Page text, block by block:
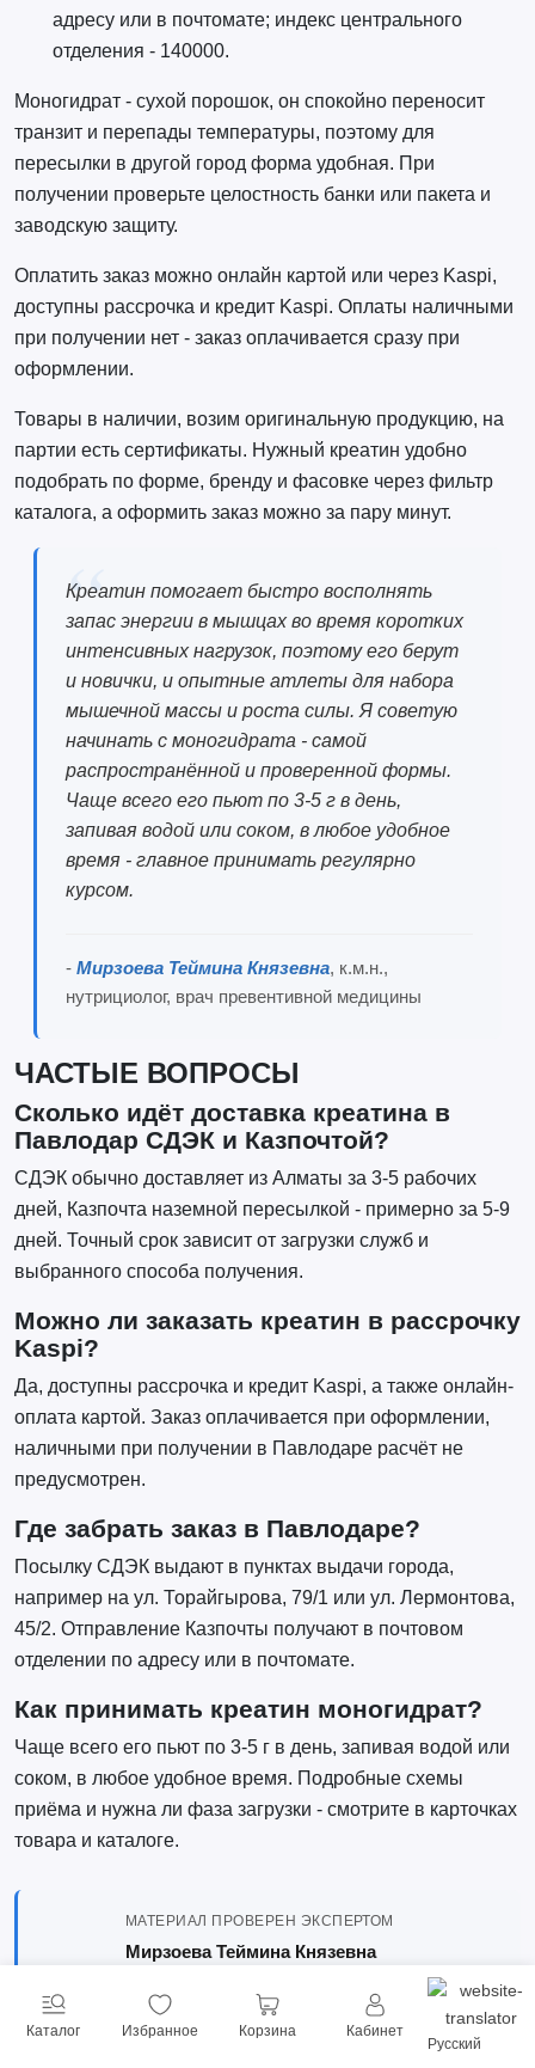
адресу или в почтомате; индекс центрального
отделения - 140000.
Моногидрат - сухой порошок, он спокойно переносит
транзит и перепады температуры, поэтому для
пересылки в другой город форма удобная. При
получении проверьте целостность банки или пакета и
заводскую защиту.
Оплатить заказ можно онлайн картой или через Kaspi,
доступны рассрочка и кредит Kaspi. Оплаты наличными
при получении нет - заказ оплачивается сразу при
оформлении.
Товары в наличии, возим оригинальную продукцию, на
партии есть сертификаты. Нужный креатин удобно
подобрать по форме, бренду и фасовке через фильтр
каталога, а оформить заказ можно за пару минут.
Креатин помогает быстро восполнять
запас энергии в мышцах во время коротких
интенсивных нагрузок, поэтому его берут
и новички, и опытные атлеты для набора
мышечной массы и роста силы. Я советую
начинать с моногидрата - самой
распространённой и проверенной формы.
Чаще всего его пьют по 3-5 г в день,
запивая водой или соком, в любое удобное
время - главное принимать регулярно
курсом.
- Мирзоева Теймина Князевна, к.м.н.,
нутрициолог, врач превентивной медицины
ЧАСТЫЕ ВОПРОСЫ
Сколько идёт доставка креатина в
Павлодар СДЭК и Казпочтой?
СДЭК обычно доставляет из Алматы за 3-5 рабочих
дней, Казпочта наземной пересылкой - примерно за 5-9
дней. Точный срок зависит от загрузки служб и
выбранного способа получения.
Можно ли заказать креатин в рассрочку
Kaspi?
Да, доступны рассрочка и кредит Kaspi, а также онлайн-
оплата картой. Заказ оплачивается при оформлении,
наличными при получении в Павлодаре расчёт не
предусмотрен.
Где забрать заказ в Павлодаре?
Посылку СДЭК выдают в пунктах выдачи города,
например на ул. Торайгырова, 79/1 или ул. Лермонтова,
45/2. Отправление Казпочты получают в почтовом
отделении по адресу или в почтомате.
Как принимать креатин моногидрат?
Чаще всего его пьют по 3-5 г в день, запивая водой или
соком, в любое удобное время. Подробные схемы
приёма и нужна ли фаза загрузки - смотрите в карточках
товара и каталоге.
МАТЕРИАЛ ПРОВЕРЕН ЭКСПЕРТОМ
Мирзоева Теймина Князевна
Кандидат медицинских наук · Превентивная
медицина · Нутрициология · 29 лет опыта
Обновлено:
3 июня 2026
Каталог Избранное Корзина Кабинет
Русский